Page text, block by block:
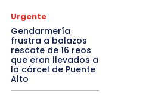
Urgente
Gendarmería
frustra a balazos
rescate de 16 reos
que eran llevados a
la cárcel de Puente
Alto